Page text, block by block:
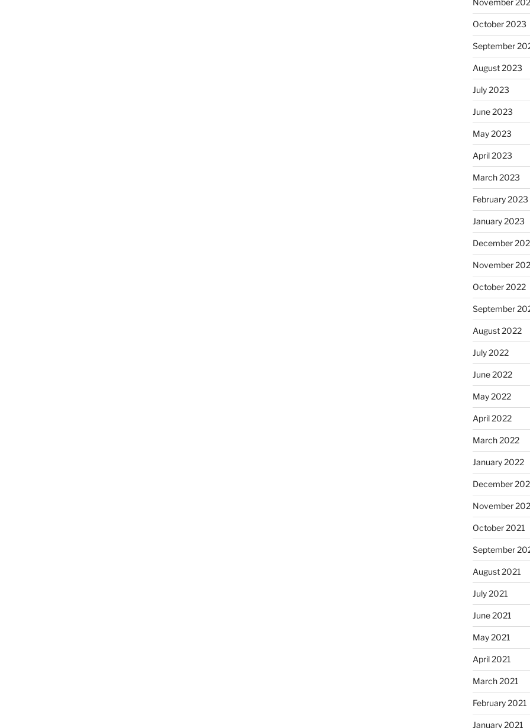
November
October 2023
September
August 2023
July 2023
June 2023
May 2023
April 2023
March 2023
February 2023
January 2023
December
November
October 2022
September
August 2022
July 2022
June 2022
May 2022
April 2022
March 2022
January 2022
December
November
October 2021
September
August 2021
July 2021
June 2021
May 2021
April 2021
March 2021
February 2021
January 2021